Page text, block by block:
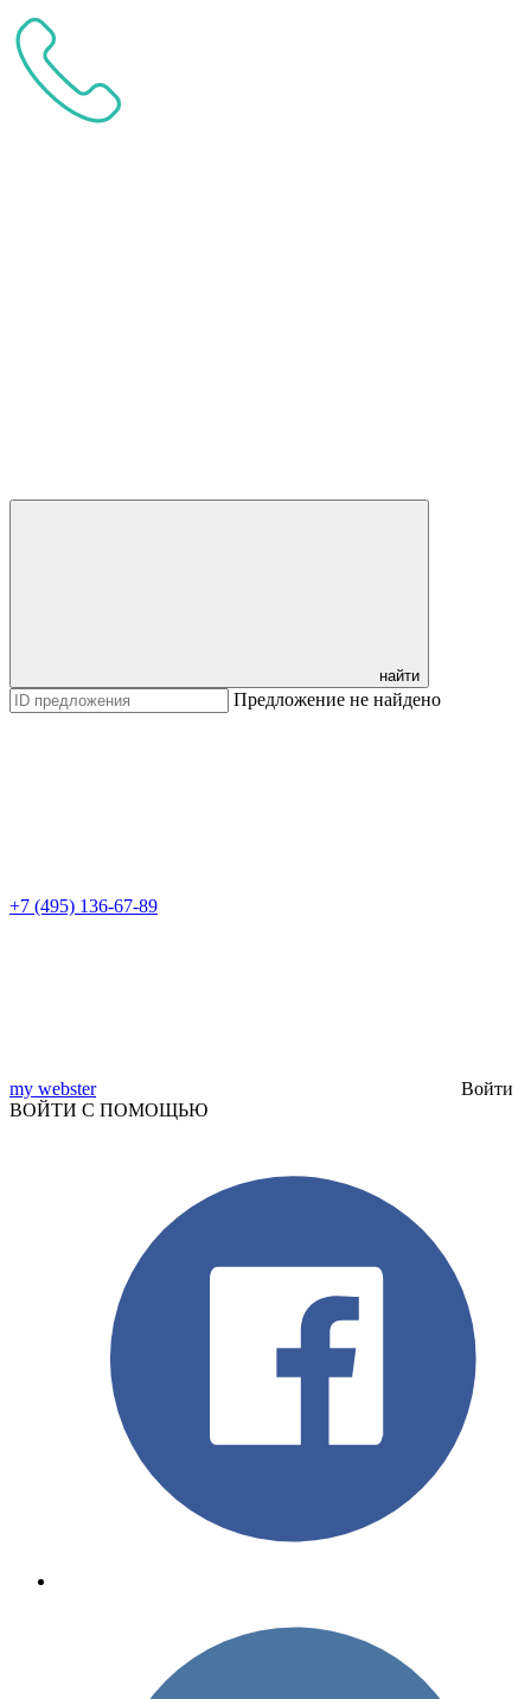
найти
Предложение не найдено
+7 (495) 136-67-89
my webster
Войти
ВОЙТИ С ПОМОЩЬЮ